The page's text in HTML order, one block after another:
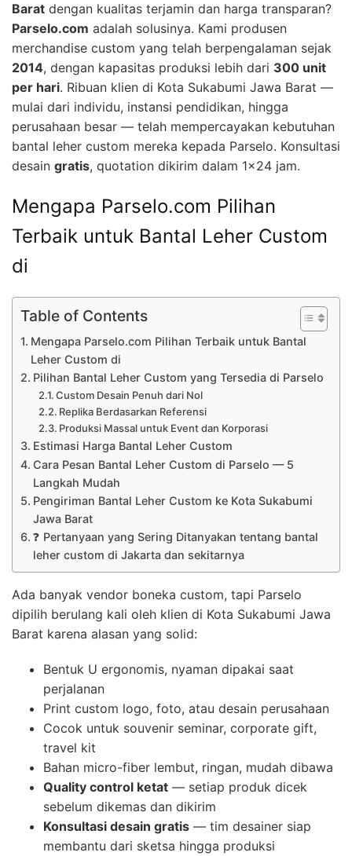
Barat dengan kualitas terjamin dan harga transparan?
Parselo.com adalah solusinya. Kami produsen
merchandise custom yang telah berpengalaman sejak
2014, dengan kapasitas produksi lebih dari 300 unit
per hari. Ribuan klien di Kota Sukabumi Jawa Barat —
mulai dari individu, instansi pendidikan, hingga
perusahaan besar — telah mempercayakan kebutuhan
bantal leher custom mereka kepada Parselo. Konsultasi
desain gratis, quotation dikirim dalam 1×24 jam.
Mengapa Parselo.com Pilihan
Terbaik untuk Bantal Leher Custom
di
Table of Contents
Mengapa Parselo.com Pilihan Terbaik untuk Bantal
Leher Custom di
Pilihan Bantal Leher Custom yang Tersedia di Parselo
Custom Desain Penuh dari Nol
Replika Berdasarkan Referensi
Produksi Massal untuk Event dan Korporasi
Estimasi Harga Bantal Leher Custom
Cara Pesan Bantal Leher Custom di Parselo — 5
Langkah Mudah
Pengiriman Bantal Leher Custom ke Kota Sukabumi
Jawa Barat
❓ Pertanyaan yang Sering Ditanyakan tentang bantal
leher custom di Jakarta dan sekitarnya
Ada banyak vendor boneka custom, tapi Parselo
dipilih berulang kali oleh klien di Kota Sukabumi Jawa
Barat karena alasan yang solid:
Bentuk U ergonomis, nyaman dipakai saat
perjalanan
Print custom logo, foto, atau desain perusahaan
Cocok untuk souvenir seminar, corporate gift,
travel kit
Bahan micro-fiber lembut, ringan, mudah dibawa
Quality control ketat — setiap produk dicek
sebelum dikemas dan dikirim
Konsultasi desain gratis — tim desainer siap
membantu dari sketsa hingga produksi